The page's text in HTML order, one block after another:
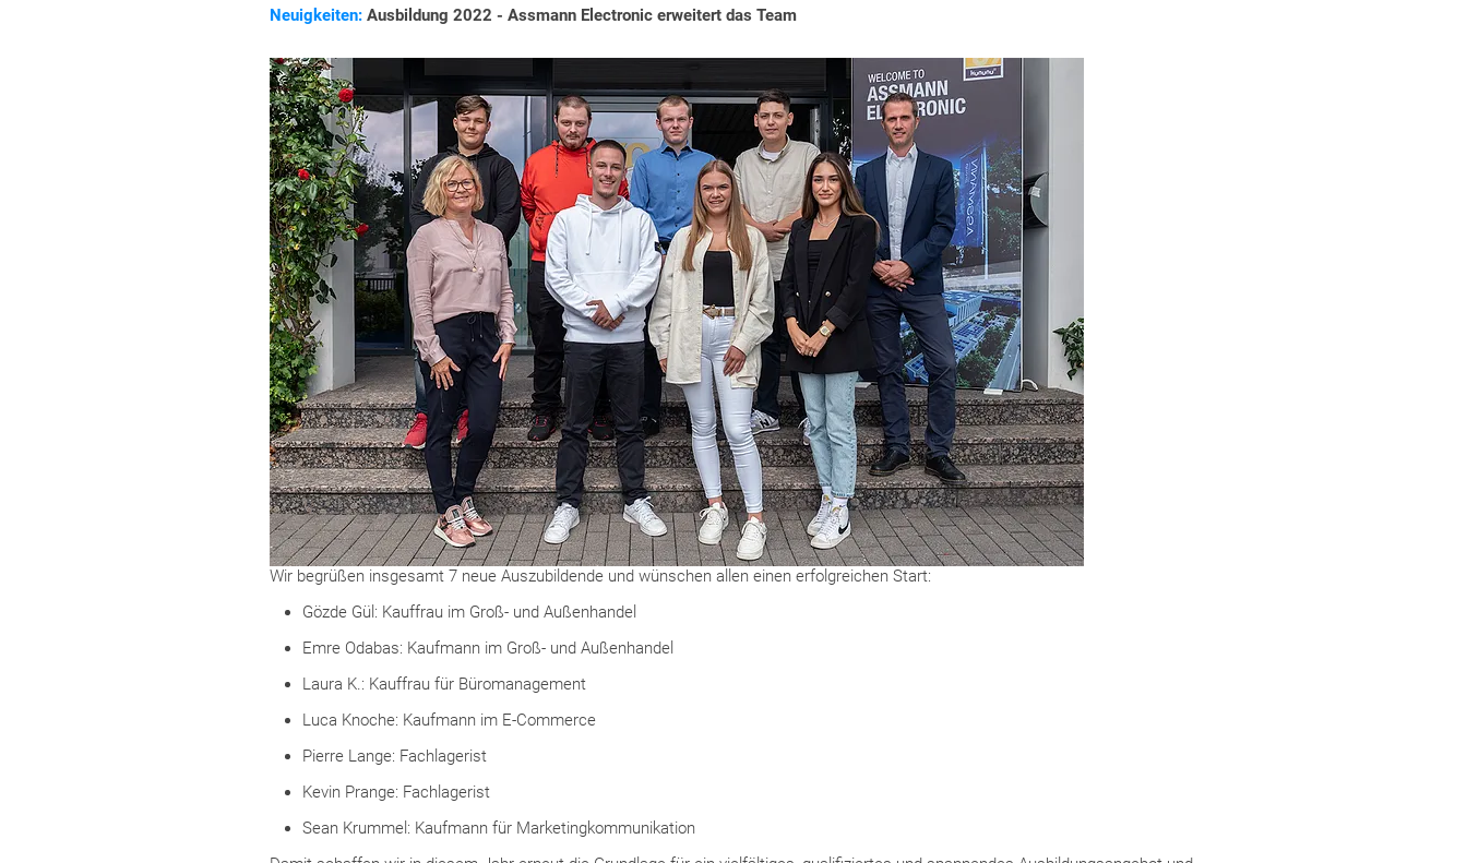
Neuigkeiten: Ausbildung 2022 - Assmann Electronic erweitert das Team
Wir begrüßen insgesamt 7 neue Auszubildende und wünschen allen einen erfolgreichen Start:
Gözde Gül: Kauffrau im Groß- und Außenhandel
Emre Odabas: Kaufmann im Groß- und Außenhandel
Laura K.: Kauffrau für Büromanagement
Luca Knoche: Kaufmann im E-Commerce
Pierre Lange: Fachlagerist
Kevin Prange: Fachlagerist
Sean Krummel: Kaufmann für Marketingkommunikation